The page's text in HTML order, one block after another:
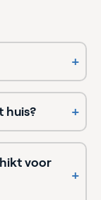
+
huis? +
voor
+